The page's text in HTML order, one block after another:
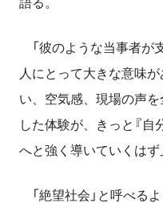
「彼のような当事者が
人にとって大きな意味
い、空気感、現場の声
した体験が、きっと『自
へと強く導いていくはず
「絶望社会」と呼べる